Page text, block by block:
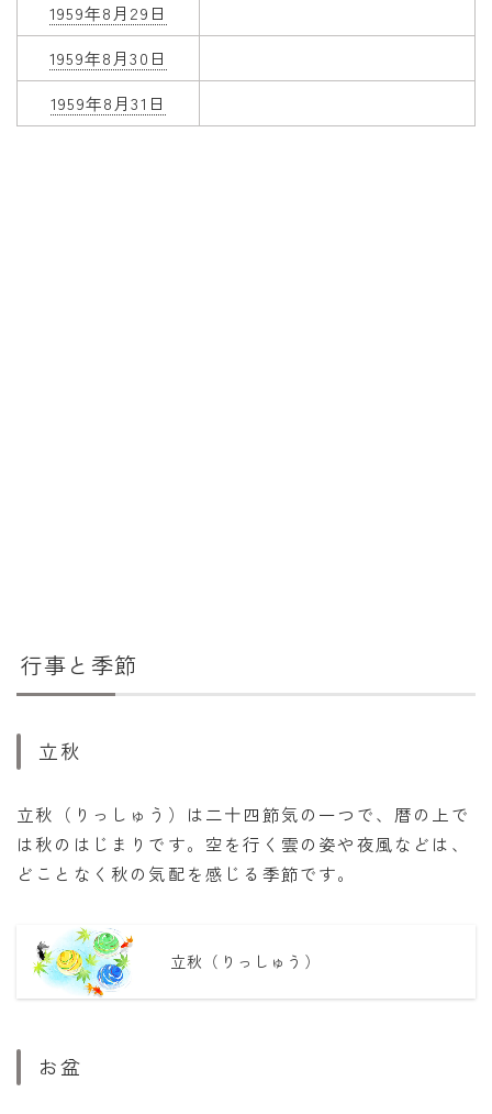
1959年8月29日
1959年8月30日
1959年8月31日
行事と季節
立秋
立秋（りっしゅう）は二十四節気の一つで、暦の上で
は秋のはじまりです。空を行く雲の姿や夜風などは、
どことなく秋の気配を感じる季節です。
立秋（りっしゅう）
お盆